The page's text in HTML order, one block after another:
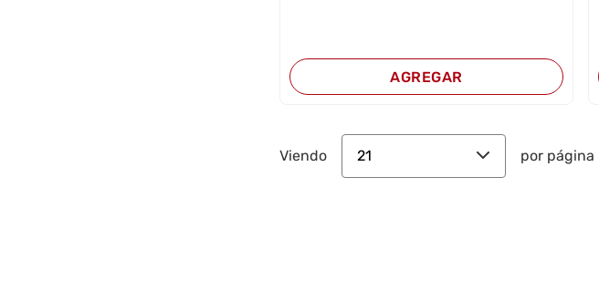
AGREGAR
Viendo 21 por página